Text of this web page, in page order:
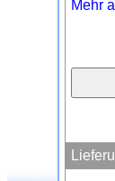
Mehr